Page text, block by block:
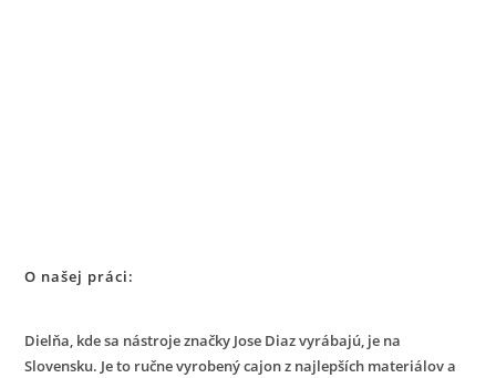
O našej práci:
Dielňa, kde sa nástroje značky Jose Diaz vyrábajú, je na
Slovensku. Je to ručne vyrobený cajon z najlepších materiálov a